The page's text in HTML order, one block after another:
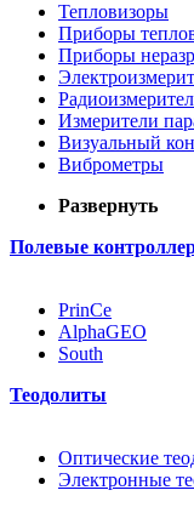
Тепловизоры
Приборы
Приборы
Измерители
Визуальный
Виброметры
Развернуть
Полевые
PrinCe
AlphaGEO
South
Теодолиты
Оптические
Электронные